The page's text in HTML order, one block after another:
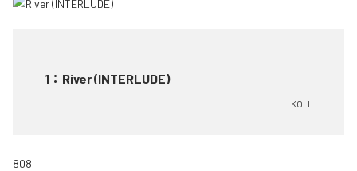
1 ： River (INTERLUDE)
KOLL
808